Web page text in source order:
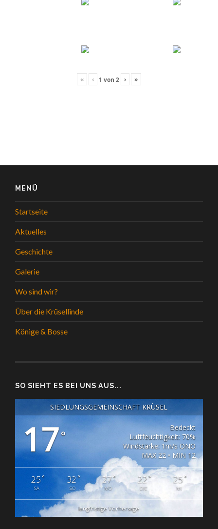
« ‹ 1 von 2 › »
MENÜ
Startseite
Aktuelles
Geschichte
Galerie
Wo sind wir?
Über die Krüsellinde
Könige & Bosse
SO SIEHT ES BEI UNS AUS...
SIEDLUNGSGEMEINSCHAFT KRÜSEL
17°
Bedeckt
Luftfeuchtigkeit: 70%
Windstärke: 1m/s ONO
MAX 22 • MIN 12
25°
SA
32 °
SO
27°
MO
22°
DIE
25°
MI
langfristige Vorhersage